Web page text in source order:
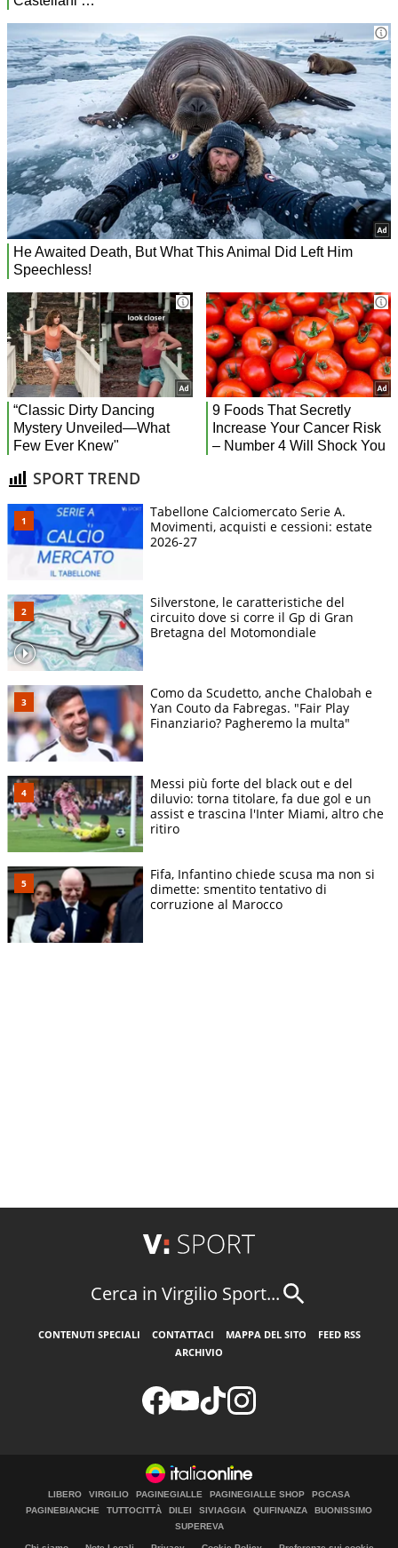
SPORT TREND
Tabellone Calciomercato Serie A.
Movimenti, acquisti e cessioni: estate
2026-27
Silverstone, le caratteristiche del
circuito dove si corre il Gp di Gran
Bretagna del Motomondiale
Como da Scudetto, anche Chalobah e
Yan Couto da Fabregas. "Fair Play
Finanziario? Pagheremo la multa"
Messi più forte del black out e del
diluvio: torna titolare, fa due gol e un
assist e trascina l'Inter Miami, altro che
ritiro
Fifa, Infantino chiede scusa ma non si
dimette: smentito tentativo di
corruzione al Marocco
Cerca in Virgilio Sport...
CONTENUTI SPECIALI CONTATTACI MAPPA DEL SITO
FEED RSS
ARCHIVIO
LIBERO VIRGILIO PAGINEGIALLE PAGINEGIALLE SHOP
PGCASA
PAGINEBIANCHE
TUTTOCITTÀ DILEI SIVIAGGIA QUIFINANZA
BUONISSIMO
SUPEREVA